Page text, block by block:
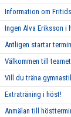
Information om
Ingen Alva Eriksson i
Äntligen startar
Välkommen till
Vill du träna
Extraträning i höst!
Anmälan till